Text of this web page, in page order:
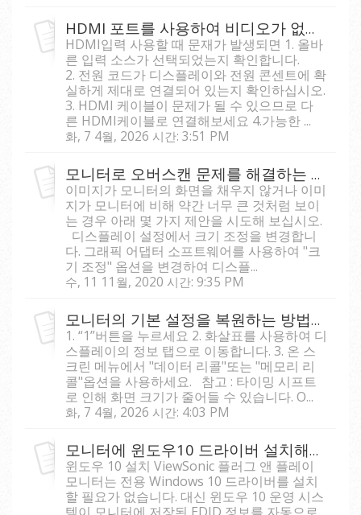
HDMI 포트를 사용하여 비디오가 없을 경우 어떻게 해야 하는가?
HDMI입력 사용할 때 문재가 발생되면 1. 올바
른 입력 소스가 선택되었는지 확인합니다.
2. 전원 코드가 디스플레이와 전원 콘센트에 확
실하게 제대로 연결되어 있는지 확인하십시오.
3. HDMI 케이블이 문제가 될 수 있으므로 다
른 HDMI케이블로 연결해보세요 4.가능한 ...
화, 7 4월, 2026 시간: 3:51 PM
모니터로 오버스캔 문제를 해결하는 방법은?
이미지가 모니터의 화면을 채우지 않거나 이미
지가 모니터에 비해 약간 너무 큰 것처럼 보이
는 경우 아래 몇 가지 제안을 시도해 보십시오.
디스플레이 설정에서 크기 조정을 변경합니
다. 그래픽 어댑터 소프트웨어를 사용하여 "크
기 조정" 옵션을 변경하여 디스플...
수, 11 11월, 2020 시간: 9:35 PM
모니터의 기본 설정을 복원하는 방법은 무엇인가요?
1. “1”버튼을 누르세요 2. 화살표를 사용하여 디
스플레이의 정보 탭으로 이동합니다. 3. 온 스
크린 메뉴에서 "데이터 리콜"또는 "메모리 리
콜"옵션을 사용하세요. 참고 : 타이밍 시프트
로 인해 화면 크기가 줄어들 수 있습니다. O...
화, 7 4월, 2026 시간: 4:03 PM
모니터에 윈도우10 드라이버 설치해애 되나요?
윈도우 10 설치 ViewSonic 플러그 앤 플레이
모니터는 전용 Windows 10 드라이버를 설치
할 필요가 없습니다. 대신 윈도우 10 운영 시스